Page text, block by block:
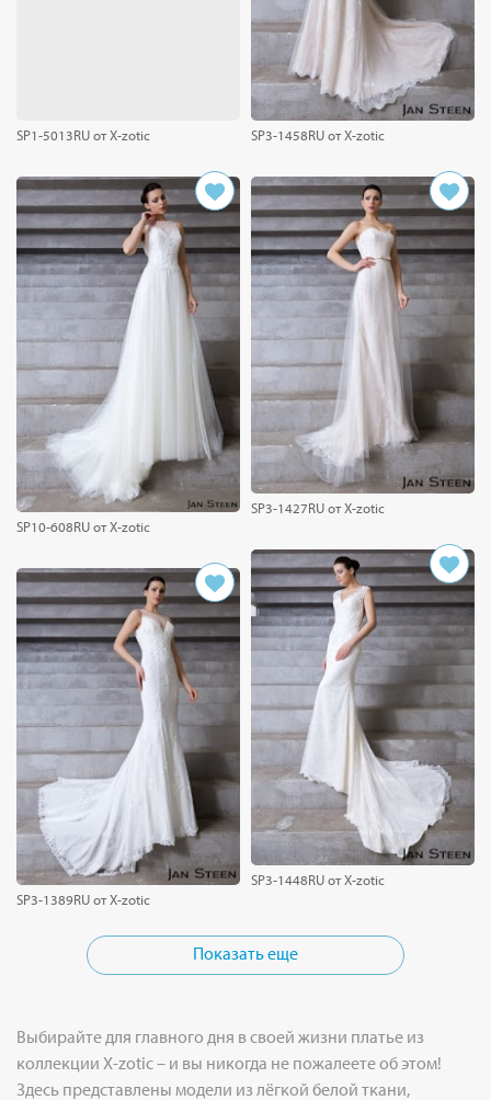
SP1-5013RU от X-zotic SP3-1458RU от X-zotic
SP10-608RU от X-zotic
SP3-1427RU от X-zotic
SP3-1389RU от X-zotic
SP3-1448RU от X-zotic
Показать еще
Выбирайте для главного дня в своей жизни платье из
коллекции X-zotic – и вы никогда не пожалеете об этом!
Здесь представлены модели из лёгкой белой ткани,